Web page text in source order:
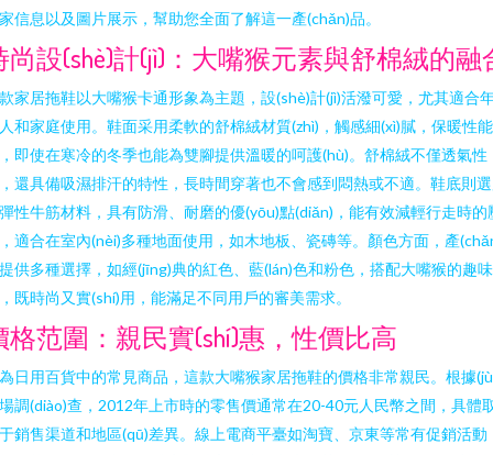
信息以及圖片展示，幫助您全面了解這一產(chǎn)品。
尚設(shè)計(jì)：大嘴猴元素與舒棉絨的融
家居拖鞋以大嘴猴卡通形象為主題，設(shè)計(jì)活潑可愛，尤其適合
和家庭使用。鞋面采用柔軟的舒棉絨材質(zhì)，觸感細(xì)膩，保暖性
即使在寒冷的冬季也能為雙腳提供溫暖的呵護(hù)。舒棉絨不僅透氣性
還具備吸濕排汗的特性，長時間穿著也不會感到悶熱或不適。鞋底則
性牛筋材料，具有防滑、耐磨的優(yōu)點(diǎn)，能有效減輕行走時的
適合在室內(nèi)多種地面使用，如木地板、瓷磚等。顏色方面，產
供多種選擇，如經(jīng)典的紅色、藍(lán)色和粉色，搭配大嘴猴的趣
既時尚又實(shí)用，能滿足不同用戶的審美需求。
格范圍：親民實(shí)惠，性價比高
日用百貨中的常見商品，這款大嘴猴家居拖鞋的價格非常親民。根據
調(diào)查，2012年上市時的零售價通常在20-40元人民幣之間，具體
銷售渠道和地區(qū)差異。線上電商平臺如淘寶、京東等常有促銷活動